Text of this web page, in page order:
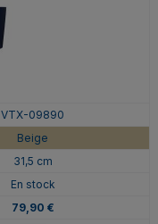
VTX-09890
Beige
31,5 cm
En stock
79,90 €